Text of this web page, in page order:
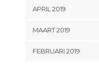
APRIL 2019
MAART 2019
FEBRUARI 2019